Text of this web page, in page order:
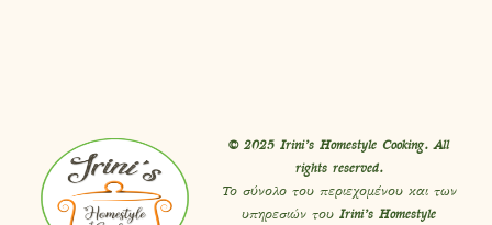
© 2025 Irini’s Homestyle Cooking. All
rights reserved.
Το σύνολο του περιεχομένου και των
υπηρεσιών τουIrini’s Homestyle